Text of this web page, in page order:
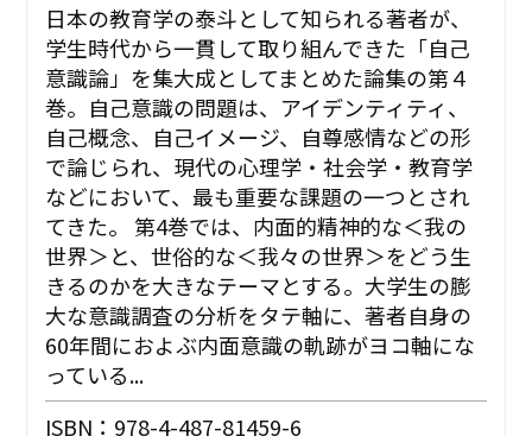
日本の教育学の泰斗として知られる著者が、
学生時代から一貫して取り組んできた「自己
意識論」を集大成としてまとめた論集の第４
巻。自己意識の問題は、アイデンティティ、
自己概念、自己イメージ、自尊感情などの形
で論じられ、現代の心理学・社会学・教育学
などにおいて、最も重要な課題の一つとされ
てきた。 第4巻では、内面的精神的な＜我の
世界＞と、世俗的な＜我々の世界＞をどう生
きるのかを大きなテーマとする。大学生の膨
大な意識調査の分析をタテ軸に、著者自身の
60年間におよぶ内面意識の軌跡がヨコ軸にな
っている...
ISBN：978-4-487-81459-6